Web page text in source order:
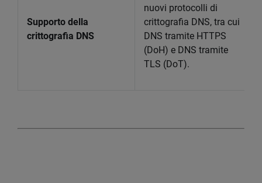
Supporto della
crittografia DNS
nuovi protocolli di
crittografia DNS, tra cui
DNS tramite HTTPS
(DoH) e DNS tramite
TLS (DoT).